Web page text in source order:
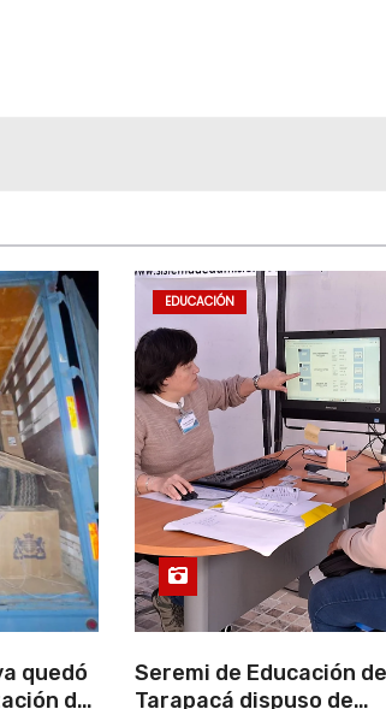
quedó
de
EDUCACIÓN
Seremi de Educación de
Tarapacá dispuso de